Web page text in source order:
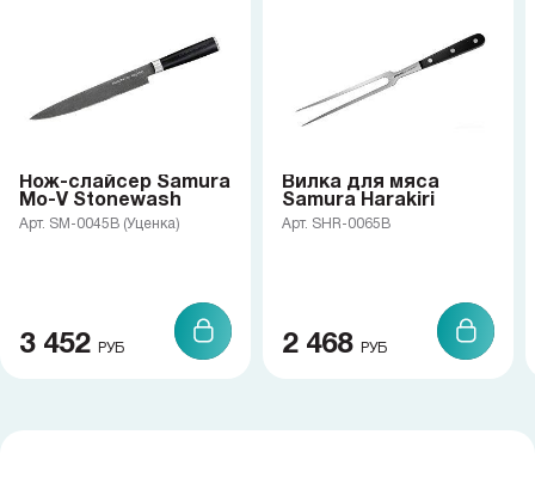
Нож-слайсер Samura
Mo-V Stonewash
Арт. SM-0045B (Уценка)
3 452 РУБ
Вилка для мяса
Samura Harakiri
Арт. SHR-0065B
2 468 РУБ